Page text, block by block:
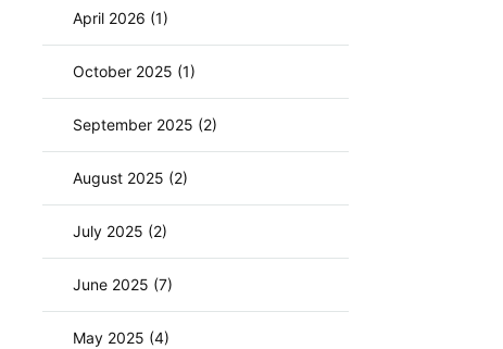
April 2026 (1)
October 2025 (1)
September 2025 (2)
August 2025 (2)
July 2025 (2)
June 2025 (7)
May 2025 (4)